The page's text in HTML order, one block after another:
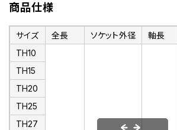
商品仕様
サイズ 全長 ソケット外径 軸長
TH10
TH15
TH20
TH25
TH27